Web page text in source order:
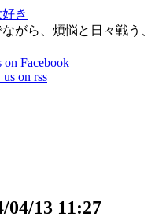
き
がら、煩悩と日々戦う、
04/13 11:27